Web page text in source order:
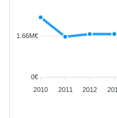
1.66M€
0€
2010
2011 2012